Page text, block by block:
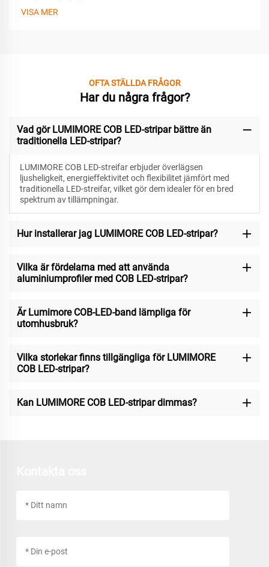
VISA MER
OFTA STÄLLDA FRÅGOR
Har du några frågor?
Vad gör LUMIMORE COB LED-stripar bättre än
traditionella LED-stripar?
LUMIMORE COB LED-streifar erbjuder överlägsen
ljusheligkeit, energieffektivitet och flexibilitet jämfört med
traditionella LED-streifar, vilket gör dem idealer för en bred
spektrum av tillämpningar.
Hur installerar jag LUMIMORE COB LED-stripar?
Vilka är fördelarna med att använda
aluminiumprofiler med COB LED-stripar?
Är Lumimore COB-LED-band lämpliga för
utomhusbruk?
Vilka storlekar finns tillgängliga för LUMIMORE
COB LED-stripar?
Kan LUMIMORE COB LED-stripar dimmas?